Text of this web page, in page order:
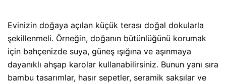
Evinizin doğaya açılan küçük terası doğal dokularla
şekillenmeli. Örneğin, doğanın bütünlüğünü korumak
için bahçenizde suya, güneş ışığına ve aşınmaya
dayanıklı ahşap karolar kullanabilirsiniz. Bunun yanı sıra
bambu tasarımlar, hasır sepetler, seramik saksılar ve